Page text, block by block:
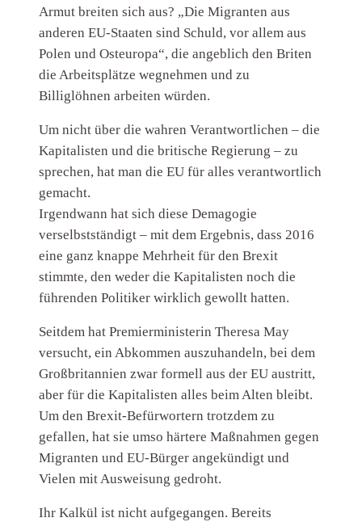
Armut breiten sich aus? „Die Migranten aus
anderen EU-Staaten sind Schuld, vor allem aus
Polen und Osteuropa“, die angeblich den Briten
die Arbeitsplätze wegnehmen und zu
Billiglöhnen arbeiten würden.
Um nicht über die wahren Verantwortlichen – die
Kapitalisten und die britische Regierung – zu
sprechen, hat man die EU für alles verantwortlich
gemacht.
Irgendwann hat sich diese Demagogie
verselbstständigt – mit dem Ergebnis, dass 2016
eine ganz knappe Mehrheit für den Brexit
stimmte, den weder die Kapitalisten noch die
führenden Politiker wirklich gewollt hatten.
Seitdem hat Premierministerin Theresa May
versucht, ein Abkommen auszuhandeln, bei dem
Großbritannien zwar formell aus der EU austritt,
aber für die Kapitalisten alles beim Alten bleibt.
Um den Brexit-Befürwortern trotzdem zu
gefallen, hat sie umso härtere Maßnahmen gegen
Migranten und EU-Bürger angekündigt und
Vielen mit Ausweisung gedroht.
Ihr Kalkül ist nicht aufgegangen. Bereits